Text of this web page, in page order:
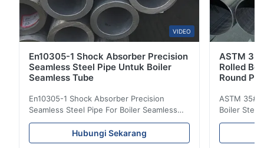
VIDEO
En10305-1 Shock Absorber Precision
Seamless Steel Pipe Untuk Boiler
Seamless Tube
En10305-1 Shock Absorber Precision
Seamless Steel Pipe For Boiler Seamless
Tube Seamless Precision steel tubes To be
used in hydraulic system, automobile and
precision machinery parts for cars and
Hubungi Sekarang
ASTM 35
Rolled
Round
ASTM 35#
Boiler Steel
Lehgth Its